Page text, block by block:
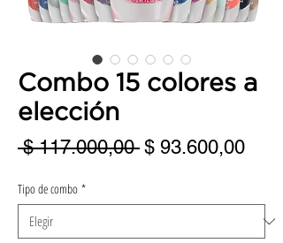
Combo 15 colores a
elección
$ 117.000,00 Precio
$ 93.600,00
Tipo de combo *